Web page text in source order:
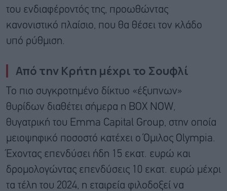
του ενδιαφέροντός της, προωθώντας
κανονιστικό πλαίσιο, που θα θέσει τον κλάδο
υπό ρύθμιση.
Από την Κρήτη μέχρι το Σουφλί
Το πιο συγκροτημένο δίκτυο «έξυπνων»
θυρίδων διαθέτει σήμερα η BOX NOW,
θυγατρική του Emma Capital Group, στην οποία
μειοψηφικό ποσοστό κατέχει ο Όμιλος Olympia.
Έχοντας επενδύσει ήδη 15 εκατ. ευρώ και
δρομολογώντας επενδύσεις 10 εκατ. ευρώ μέχρι
τα τέλη του 2024, η εταιρεία φιλοδοξεί να